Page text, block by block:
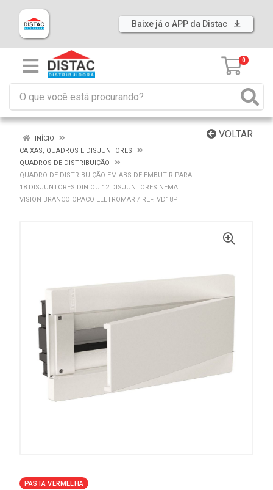
Baixe já o APP da Distac
0
VOLTAR
INÍCIO
CAIXAS, QUADROS E DISJUNTORES
QUADROS DE DISTRIBUIÇÃO
QUADRO DE DISTRIBUIÇÃO EM ABS DE EMBUTIR PARA
18 DISJUNTORES DIN OU 12 DISJUNTORES NEMA
VISION BRANCO OPACO ELETROMAR / REF. VD18P
PASTA VERMELHA